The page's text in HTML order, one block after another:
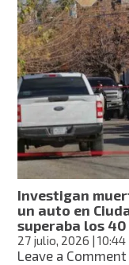
Investigan
un auto en
superaba los
27 julio, 2026 | 10:44
Leave a Comment